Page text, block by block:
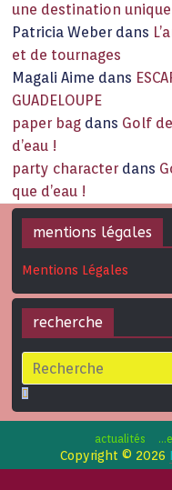
une destination
Patricia Weber dans
et de tournages
Magali Aime dans
GUADELOUPE
paper bag dans Golf
d’eau !
party character dans
que d’eau !
mentions légales
Mentions Légales
recherche
actualités
Copyright © 2026